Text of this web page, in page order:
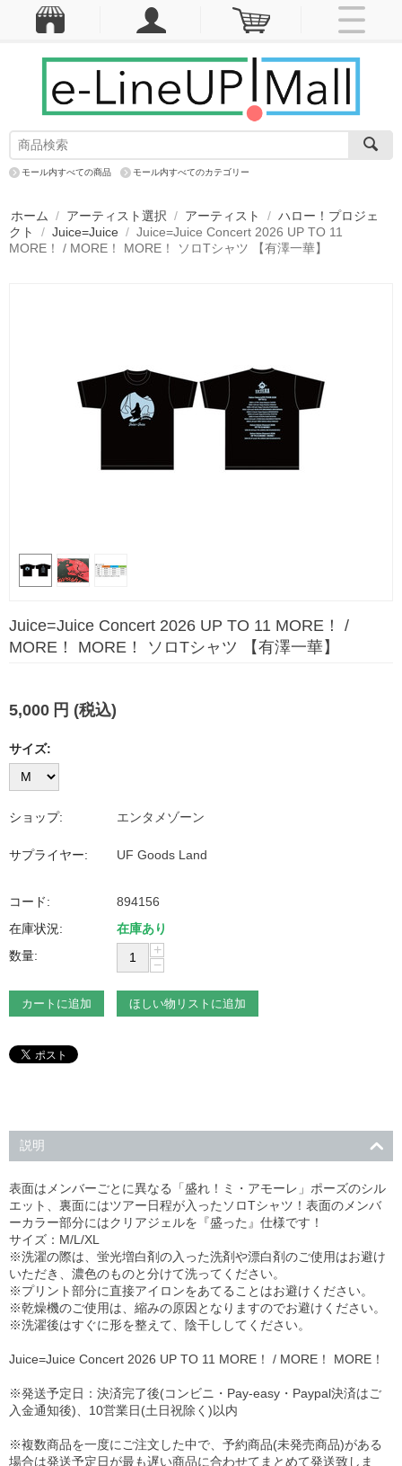
モール内すべての商品 モール内すべてのカテゴリー
ホーム / アーティスト選択 / アーティスト / ハロー！プロジェ
クト
/ Juice=Juice / Juice=Juice Concert 2026 UP TO 11
MORE！ / MORE！ MORE！ ソロTシャツ 【有澤一華】
Juice=Juice Concert 2026 UP TO 11 MORE！ /
MORE！ MORE！ ソロTシャツ 【有澤一華】
5,000 円 (税込)
サイズ:
ショップ: エンタメゾーン
サプライヤー: UF Goods Land
コード:
894156
在庫状況:
在庫あり
数量:
+
−
カートに追加 ほしい物リストに追加
説明
表面はメンバーごとに異なる「盛れ！ミ・アモーレ」ポーズのシル
エット、裏面にはツアー日程が入ったソロTシャツ！表面のメンバ
ーカラー部分にはクリアジェルを『盛った』仕様です！
サイズ：M/L/XL
※洗濯の際は、蛍光増白剤の入った洗剤や漂白剤のご使用はお避け
いただき、濃色のものと分けて洗ってください。
※プリント部分に直接アイロンをあてることはお避けください。
※乾燥機のご使用は、縮みの原因となりますのでお避けください。
※洗濯後はすぐに形を整えて、陰干ししてください。
Juice=Juice Concert 2026 UP TO 11 MORE！ / MORE！ MORE！
※発送予定日：決済完了後(コンビニ・Pay-easy・Paypal決済はご
入金通知後)、10営業日(土日祝除く)以内
※複数商品を一度にご注文した中で、予約商品(未発売商品)がある
場合は発送予定日が最も遅い商品に合わせてまとめて発送致しま